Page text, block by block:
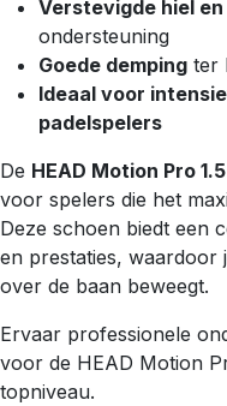
Verstevigde hiel
ondersteuning
Goede demping ter
Ideaal voor
padelspelers
De HEAD Motion Pro
voor spelers die het
Deze schoen biedt een
en prestaties, waardoor
over de baan beweegt.
Ervaar professionele
voor de HEAD Motion
topniveau.